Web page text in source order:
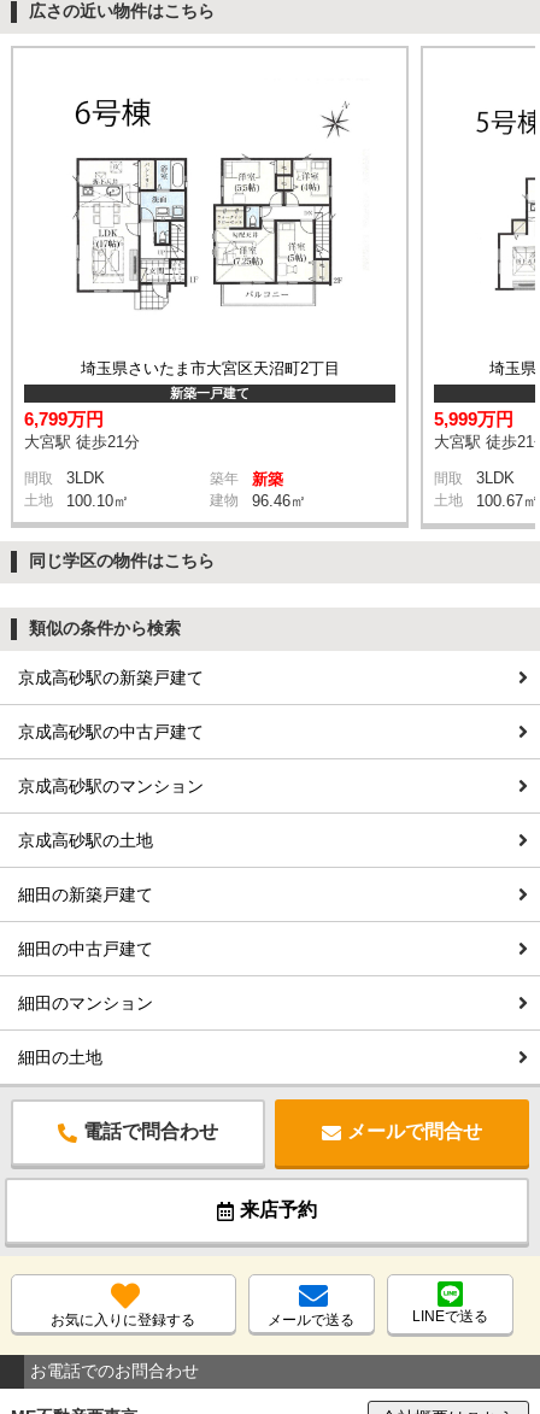
広さの近い物件はこちら
埼玉県さいたま市大宮区天沼町2丁目
新築一戸建て
6,799万円
大宮駅 徒歩21分
間取 3LDK 築年 新築
土地 100.10㎡ 建物 96.46㎡
埼玉県
5,999万円
大宮駅 徒歩21
間取 3LDK
土地 100.67㎡
同じ学区の物件はこちら
類似の条件から検索
京成高砂駅の新築戸建て
京成高砂駅の中古戸建て
京成高砂駅のマンション
京成高砂駅の土地
細田の新築戸建て
細田の中古戸建て
細田のマンション
細田の土地
電話で問合わせ メールで問合せ
来店予約
お気に入りに登録する メールで送る LINEで送る
お電話でのお問合わせ